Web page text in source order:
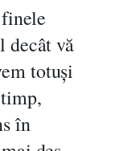
decât vă
totuși
în